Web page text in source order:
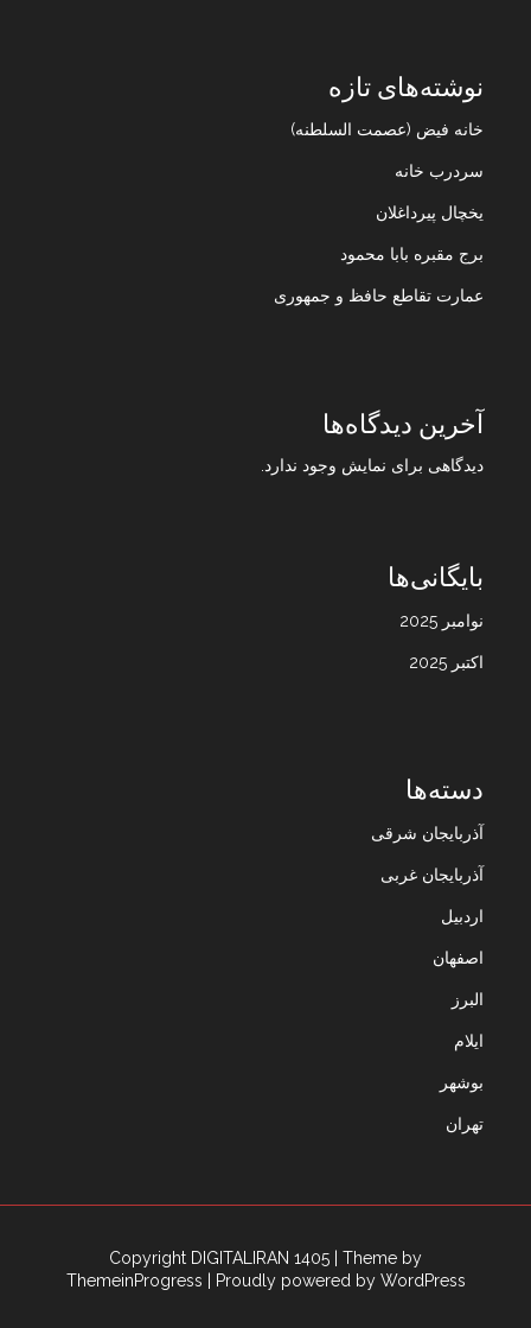
نوشته‌های تازه
خانه فیض (عصمت السلطنه)
سردرب خانه
یخچال پیرداغلان
برج مقبره بابا محمود
عمارت تقاطع حافظ و جمهوری
آخرین دیدگاه‌ها
دیدگاهی برای نمایش وجود ندارد.
بایگانی‌ها
نوامبر 2025
اکتبر 2025
دسته‌ها
آذربایجان شرقی
آذربایجان غربی
اردبیل
اصفهان
البرز
ایلام
بوشهر
تهران
Copyright DIGITALIRAN 1405
| Theme by
ThemeinProgress
| Proudly powered by WordPress